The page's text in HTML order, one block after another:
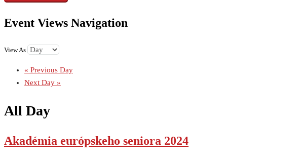
Event Views Navigation
View As
« Previous Day
Next Day »
All Day
Akadémia európskeho seniora 2024